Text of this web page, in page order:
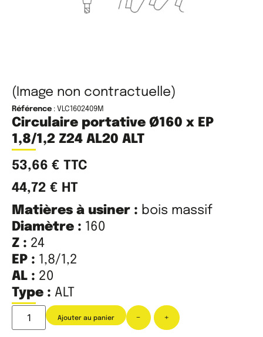
(Image non contractuelle)
Référence : VLC1602409M
Circulaire portative Ø160 x EP
1,8/1,2 Z24 AL20 ALT
53,66 € TTC
44,72 € HT
Matières à usiner : bois massif
Diamètre : 160
Z : 24
EP : 1,8/1,2
AL : 20
Type : ALT
- +
Ajouter au panier